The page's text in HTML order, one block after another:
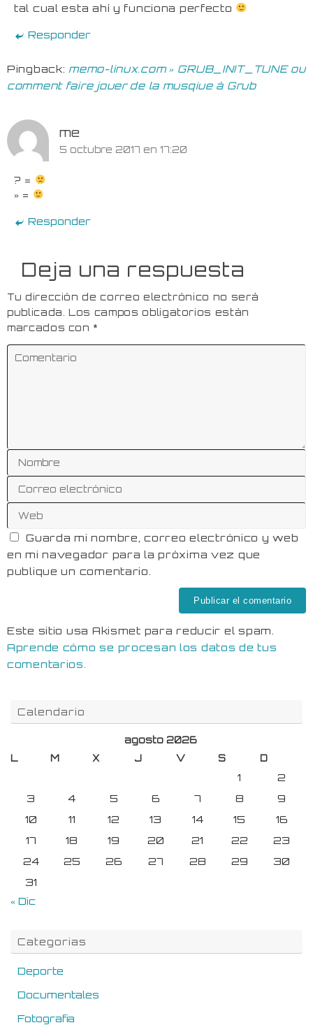
tal cual esta ahí y funciona perfecto
Responder
Pingback: memo-linux.com » GRUB_INIT_TUNE ou
comment faire jouer de la musqiue à Grub
me
5 octubre 2017 en 17:20
? =
» =
Responder
Deja una respuesta
Tu dirección de correo electrónico no será
publicada.
Los campos obligatorios están
marcados con*
Guarda mi nombre, correo electrónico y web
en mi navegador para la próxima vez que
publique un comentario.
Este sitio usa Akismet para reducir el spam.
Aprende cómo se procesan los datos de tus
comentarios.
Calendario
agosto 2026
L
M X J V S D
1
2
3
4 5 6 7 8
9
10
11 12 13 14 15
16
17
18 19 20 21 22
23
24
25 26 27 28 29
30
31
« Dic
Categorias
Deporte
Documentales
Fotografia